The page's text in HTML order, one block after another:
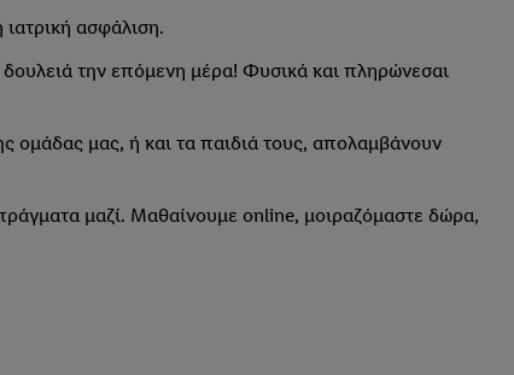
ασφάλιση.
δουλειά την επόμενη μέρα! Φυσικά και πληρώνεσαι
ομάδας μας, ή και τα παιδιά τους, απολαμβάνουν
μαζί. Μαθαίνουμε online, μοιραζόμαστε δώρα,